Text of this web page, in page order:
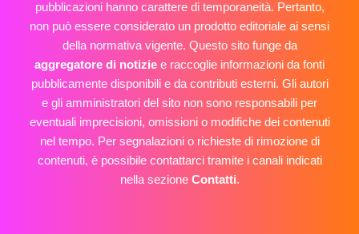
pubblicazioni hanno carattere di temporaneità. Pertanto,
non può essere considerato un prodotto editoriale ai sensi
della normativa vigente. Questo sito funge da
aggregatore di notizie e raccoglie informazioni da fonti
pubblicamente disponibili e da contributi esterni. Gli autori
e gli amministratori del sito non sono responsabili per
eventuali imprecisioni, omissioni o modifiche dei contenuti
nel tempo. Per segnalazioni o richieste di rimozione di
contenuti, è possibile contattarci tramite i canali indicati
nella sezione Contatti.